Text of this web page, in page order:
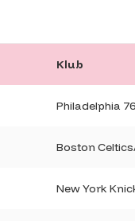
Klub
Philadelphia
Boston
New York